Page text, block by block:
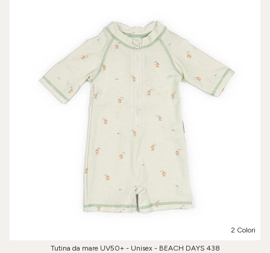
2 Colori
Tutina da mare UV50+ - Unisex - BEACH DAYS 438